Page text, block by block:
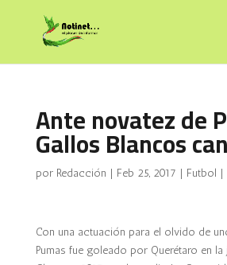
Ante novatez de
Gallos Blancos
por Redacción | Feb 25, 2017 | Futbol |
Con una actuación para el olvido de
Pumas fue goleado por Querétaro en